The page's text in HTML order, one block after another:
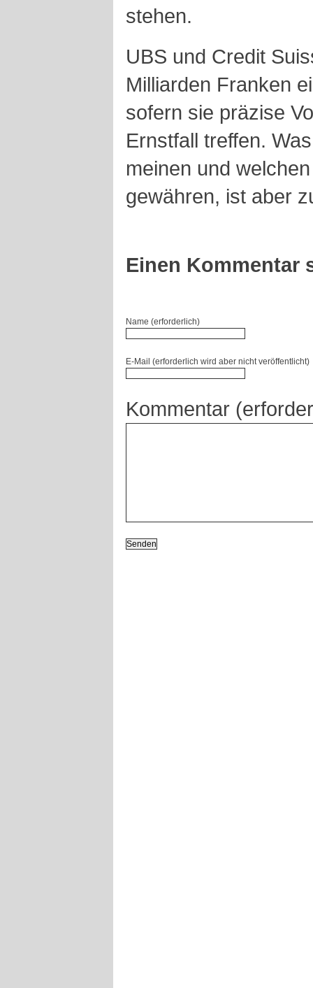
stehen.
UBS und Credit
Milliarden Franken
sofern sie präzise
Ernstfall treffen.
meinen und
gewähren, ist aber
Einen Kommentar
Name (erforderlich)
E-Mail (erforderlich wird aber nicht veröffentlicht)
Kommentar